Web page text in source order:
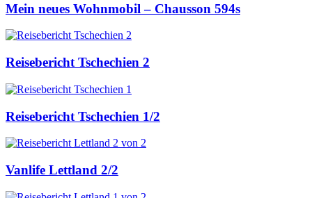
Mein neues Wohnmobil – Chausson 594s
Reisebericht Tschechien 2
Reisebericht Tschechien 1/2
Vanlife Lettland 2/2